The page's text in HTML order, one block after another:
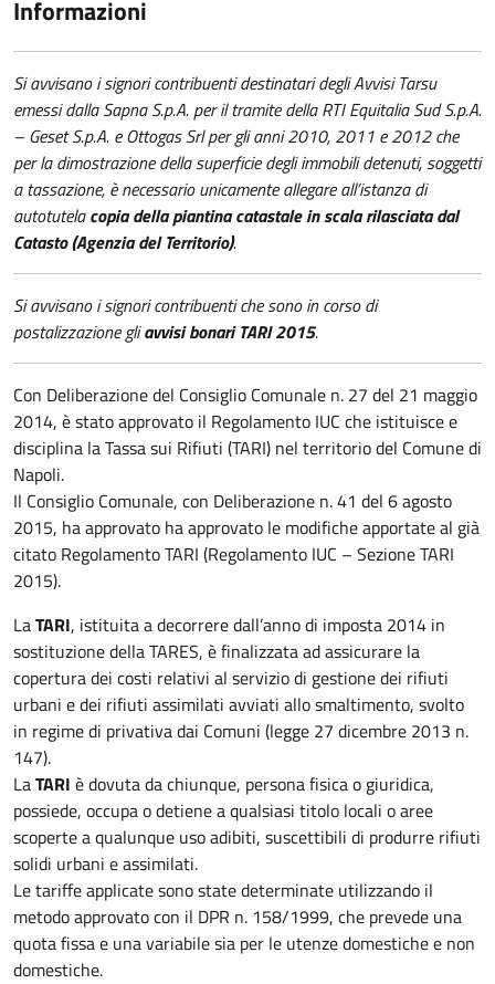
Informazioni
Si avvisano i signori contribuenti destinatari degli Avvisi Tarsu
emessi dalla Sapna S.p.A. per il tramite della RTI Equitalia Sud S.p.A.
– Geset S.p.A. e Ottogas Srl per gli anni 2010, 2011 e 2012 che
per la dimostrazione della superficie degli immobili detenuti, soggetti
a tassazione, è necessario unicamente allegare all’istanza di
autotutelacopia della piantina catastale in scala rilasciata dal
Catasto (Agenzia del Territorio).
Si avvisano i signori contribuenti che sono in corso di
postalizzazione gliavvisi bonari TARI 2015.
Con Deliberazione del Consiglio Comunale n. 27 del 21 maggio
2014, è stato approvato il Regolamento IUC che istituisce e
disciplina la Tassa sui Rifiuti (TARI) nel territorio del Comune di
Napoli.
Il Consiglio Comunale, con Deliberazione n. 41 del 6 agosto
2015, ha approvato ha approvato le modifiche apportate al già
citato Regolamento TARI (Regolamento IUC – Sezione TARI
2015).
LaTARI, istituita a decorrere dall’anno di imposta 2014 in
sostituzione della TARES, è finalizzata ad assicurare la
copertura dei costi relativi al servizio di gestione dei rifiuti
urbani e dei rifiuti assimilati avviati allo smaltimento, svolto
in regime di privativa dai Comuni (legge 27 dicembre 2013 n.
147).
LaTARI è dovuta da chiunque, persona fisica o giuridica,
possiede, occupa o detiene a qualsiasi titolo locali o aree
scoperte a qualunque uso adibiti, suscettibili di produrre rifiuti
solidi urbani e assimilati.
Le tariffe applicate sono state determinate utilizzando il
metodo approvato con il DPR n. 158/1999, che prevede una
quota fissa e una variabile sia per le utenze domestiche e non
domestiche.